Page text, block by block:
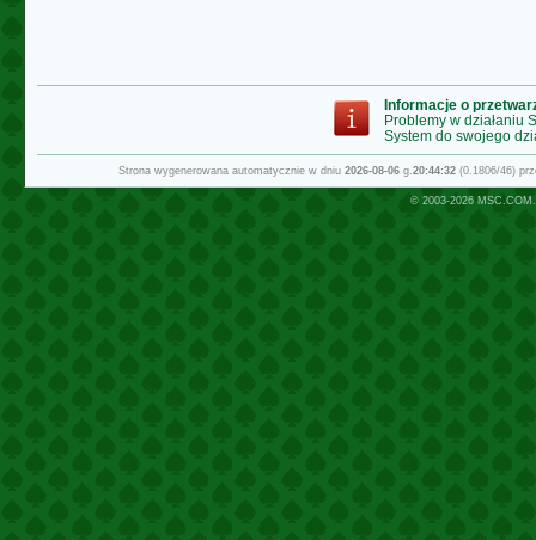
Informacje o
Problemy w działaniu
System do swojego
Strona wygenerowana automatycznie w dniu 2026-08-06 g.20:44:32 (0.1806/46)
© 2003-2026